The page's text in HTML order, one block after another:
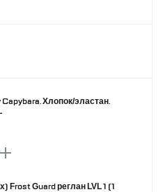
Хлопок/эластан.
Frost Guard реглан LVL 1 (1